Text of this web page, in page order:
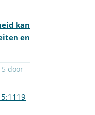
kan
en
CB 2015-75 Geplaatst op 1 mei 2015 door